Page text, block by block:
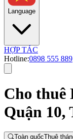
Language
HỢP TÁC
Hotline:0898 555 889
Cho thuê
Quận 10,
Toàn quốcThuê